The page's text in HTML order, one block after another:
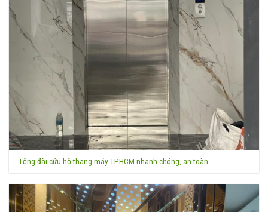
Tổng đài cứu hộ thang máy TPHCM nhanh chóng, an toàn